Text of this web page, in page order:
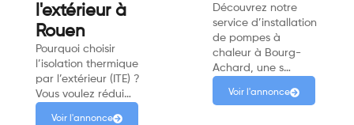
l'extérieur à
Rouen
Pourquoi choisir
l’isolation thermique
par l’extérieur (ITE) ?
Vous voulez rédui…
Voir l'annonce
Découvrez notre
service d’installation
de pompes à
chaleur à Bourg-
Achard, une s…
Voir l'annonce